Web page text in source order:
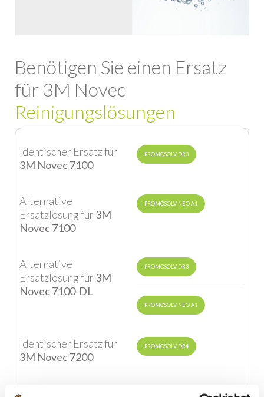
Benötigen Sie einen Ersatz
für 3M Novec
Reinigungslösungen
Identischer Ersatz für
3M Novec 7100
PROMOSOLV DR3
Alternative
Ersatzlösung für3M
Novec 7100
PROMOSOLV NEO A1
Alternative
Ersatzlösung für3M
Novec 7100-DL
PROMOSOLV DR3
PROMOSOLV NEO A1
Identischer Ersatz für
3M Novec 7200
PROMOSOLV DR4
Identischer Ersatz für